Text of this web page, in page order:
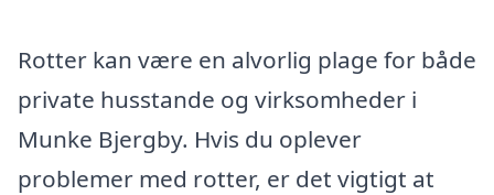
Rotter kan være en alvorlig plage for både
private husstande og virksomheder i
Munke Bjergby. Hvis du oplever
problemer med rotter, er det vigtigt at